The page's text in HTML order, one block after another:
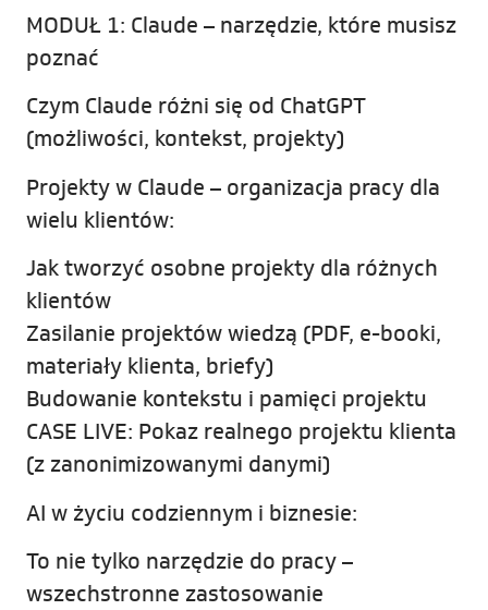
MODUŁ 1: Claude – narzędzie, które musisz
poznać
Czym Claude różni się od ChatGPT
(możliwości, kontekst, projekty)
Projekty w Claude – organizacja pracy dla
wielu klientów:
Jak tworzyć osobne projekty dla różnych
klientów
Zasilanie projektów wiedzą (PDF, e-booki,
materiały klienta, briefy)
Budowanie kontekstu i pamięci projektu
CASE LIVE: Pokaz realnego projektu klienta
(z zanonimizowanymi danymi)
AI w życiu codziennym i biznesie:
To nie tylko narzędzie do pracy –
wszechstronne zastosowanie